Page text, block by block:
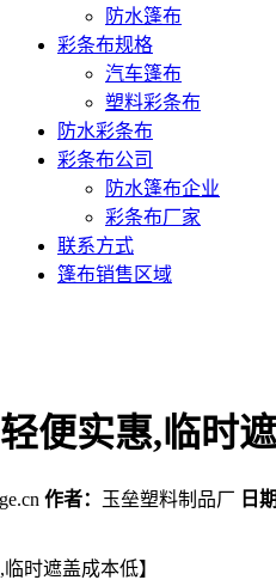
防水篷布
彩条布规格
汽车篷布
塑料彩条布
防水彩条布
彩条布公司
防水篷布企业
彩条布厂家
联系方式
篷布销售区域
便实惠,临时
作者： 玉垒塑料制品厂 日
时遮盖成本低】